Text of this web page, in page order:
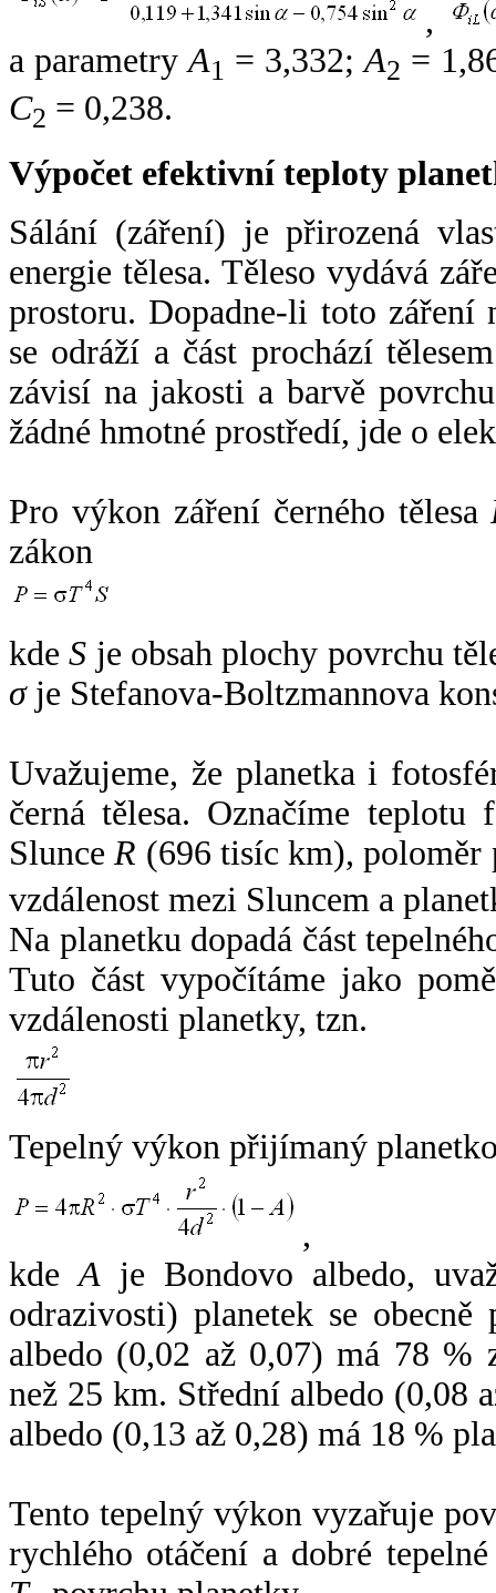
,
a parametryA1 = 3,332;A2 =
C2 = 0,238.
Výpočet efektivní teploty
Sálání (záření) je přirozená
energie tělesa. Těleso vydává
prostoru. Dopadne-li toto záření
se odráží a část prochází
závisí na jakosti a barvě
žádné hmotné prostředí, jde o
Pro výkon záření černého tělesa
zákon
kdeS je obsah plochy povrchu
σje Stefanova-Boltzmannova
Uvažujeme, že planetka i
černá tělesa. Označíme
SlunceR (696 tisíc km),
vzdálenost mezi Sluncem a
Na planetku dopadá část
Tuto část vypočítáme jako
vzdálenosti planetky, tzn.
Tepelný výkon přijímaný
,
kdeA je Bondovo albedo,
odrazivosti) planetek se
albedo (0,02 až 0,07) má 78 %
než 25 km. Střední albedo (0,08
albedo (0,13 až 0,28) má 18 %
Tento tepelný výkon vyzařuje
rychlého otáčení a dobré